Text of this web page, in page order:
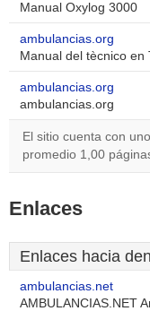
Manual Oxylog 3000
ambulancias.org
Manual del tècnico
ambulancias.org
ambulancias.org
El sitio cuenta con
promedio 1,00
Enlaces
Enlaces hacia
ambulancias.net
AMBULANCIAS.NET